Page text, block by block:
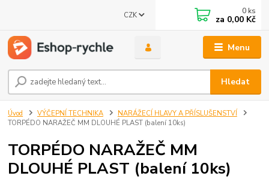
Menu
CZK
Hledat
0 ks
za 0,00 Kč
Úvod VÝČEPNÍ TECHNIKA
NARÁŽECÍ HLAVY A PŘÍSLUŠENSTVÍ
TORPÉDO NARAŽEČ MM DLOUHÉ PLAST (balení 10ks)
TORPÉDO NARAŽEČ MM
DLOUHÉ PLAST (balení 10ks)